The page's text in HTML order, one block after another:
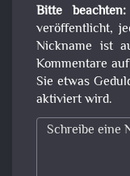
Bitte beachten:
veröffentlicht,
Nickname ist
Kommentare
Sie etwas
aktiviert wird.